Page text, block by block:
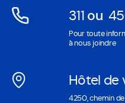
311Ouvre
dans
une
fenêtre
ou
Pour toute
à nous joindre
Hôtel de
4250, chemin de